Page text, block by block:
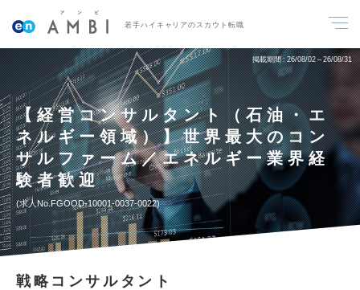
若手ハイキャリアのスカウト転職
掲載期間 26/08/02～26/08/31
【経営コンサルタント（石油・エ
ネルギー領域）】世界最大のコン
サルファーム／エネルギー業界経
験者歓迎
求人No.FGOOD-10001-0037-0022
戦略コンサルタント